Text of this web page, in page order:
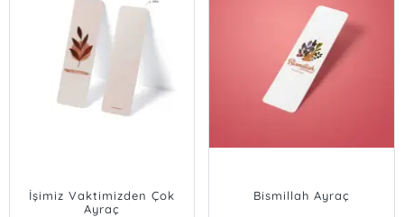
İşimiz Vaktimizden Çok
Ayraç
Bismillah Ayraç